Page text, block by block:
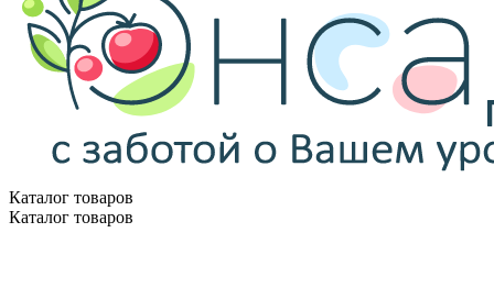
Каталог товаров
Каталог товаров